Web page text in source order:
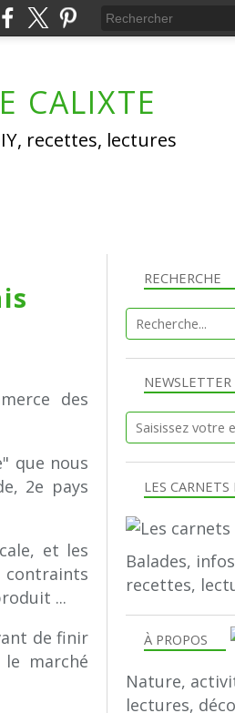
CALIXTE
recettes, lectures
des
que nous
2e pays
et les
...
de finir
marché
NEWSLETTER
RECHERCHE
LES
Balades,
recettes,
À PROPOS
Nature,
lectures,